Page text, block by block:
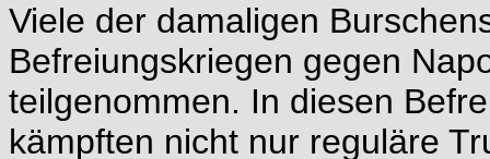
Viele der damaligen
Befreiungskriegen gegen
teilgenommen. In diesen
kämpften nicht nur reguläre